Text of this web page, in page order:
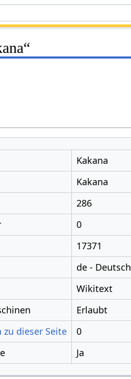
Kakana
Kakana
286
0
17371
de - Deutsch
Wikitext
Erlaubt
dieser Seite
0
Ja